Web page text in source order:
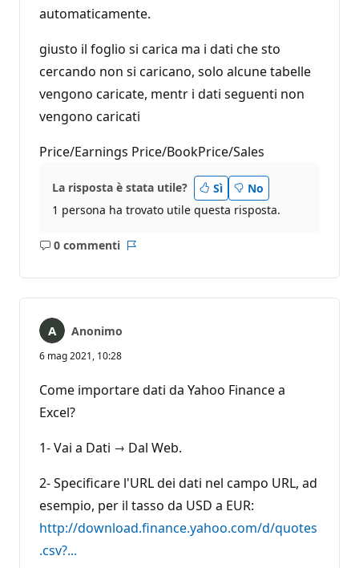
automaticamente.
giusto il foglio si carica ma i dati che sto
cercando non si caricano, solo alcune tabelle
vengono caricate, mentr i dati seguenti non
vengono caricati
Price/Earnings Price/BookPrice/Sales
La risposta è stata utile? Sì
No
1 persona ha trovato utile questa risposta.
0 commenti
Nessun
Anonimo
6 mag 2021, 10:28
Come importare dati da Yahoo Finance a
Excel?
1- Vai a Dati → Dal Web.
2- Specificare l'URL dei dati nel campo URL, ad
esempio, per il tasso da USD a EUR:
http://download.finance.yahoo.com/d/quotes
.csv?...